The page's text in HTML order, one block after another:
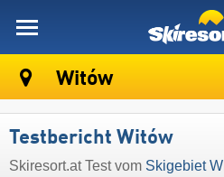
Witów
Testbericht Witów
Skiresort.at Test vom Skigebiet